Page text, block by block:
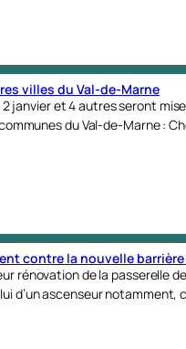
villes du Val-de-Marne
janvier et 4 autres seront
du Val-de-Marne :
contre la nouvelle
rénovation de la passerelle
d’un ascenseur notamment,